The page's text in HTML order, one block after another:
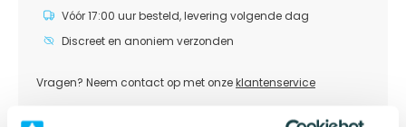
Vóór 17:00 uur besteld, levering volgende dag
Discreet en anoniem verzonden
Vragen? Neem contact op met onzeklantenservice